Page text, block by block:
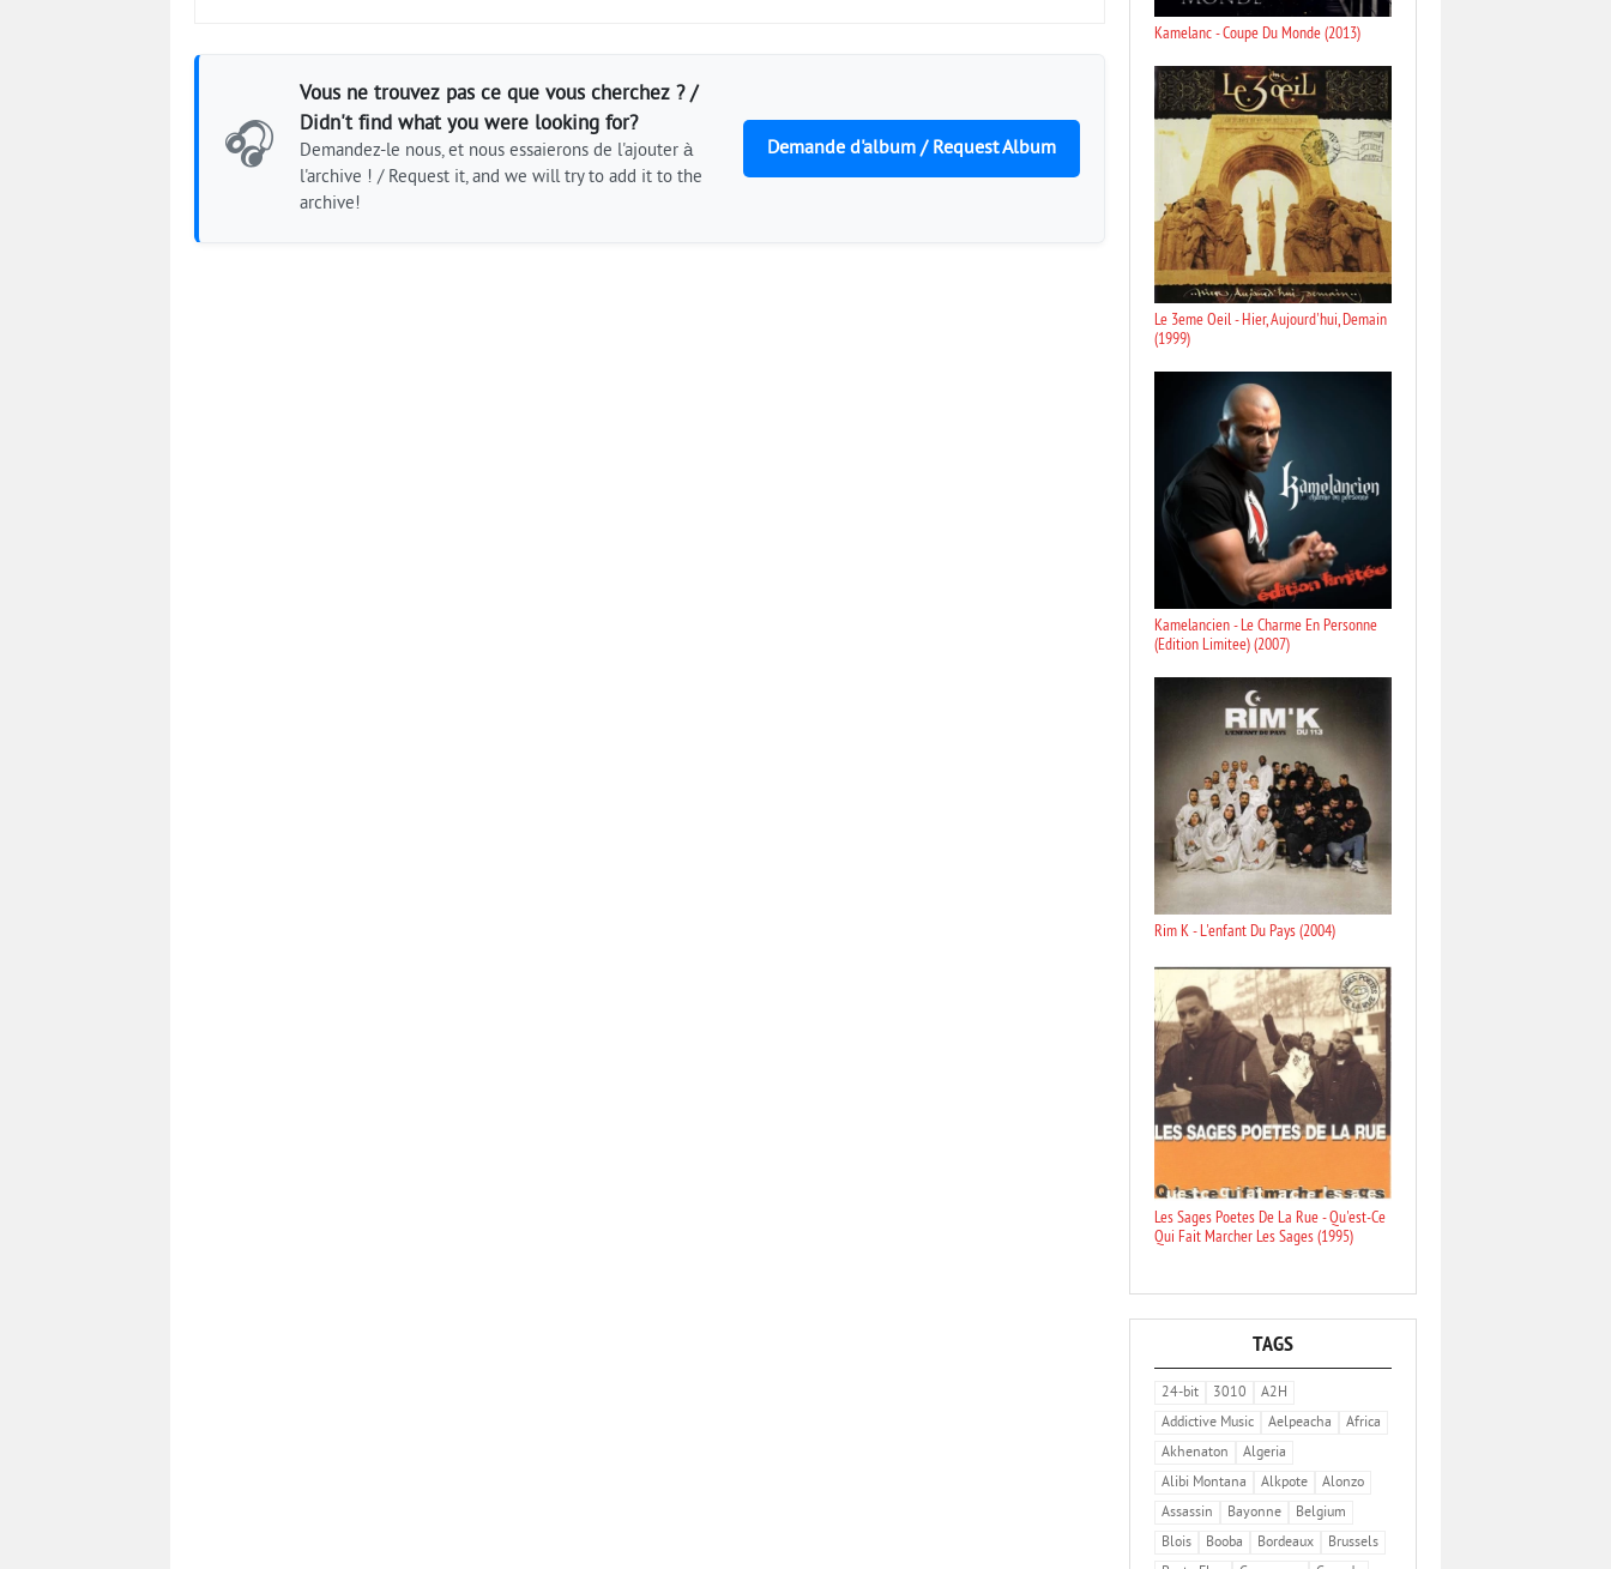
🎧
Vous ne trouvez pas ce que vous cherchez ? /
Didn't find what you were looking for?
Demandez-le nous, et nous essaierons de l'ajouter à
l'archive ! / Request it, and we will try to add it to the
archive!
Demande d'album / Request Album
Kamelanc - Coupe Du Monde (2013)
Le 3eme Oeil - Hier, Aujourd'hui, Demain
(1999)
Kamelancien - Le Charme En Personne
(Edition Limitee) (2007)
Rim K - L'enfant Du Pays (2004)
Les Sages Poetes De La Rue - Qu'est-Ce
Qui Fait Marcher Les Sages (1995)
TAGS
24-bit 3010
A2H
Addictive Music
Aelpeacha
Africa
Akhenaton
Algeria
Alibi Montana
Alkpote
Alonzo
Assassin
Bayonne
Belgium
Blois
Booba Bordeaux
Brussels